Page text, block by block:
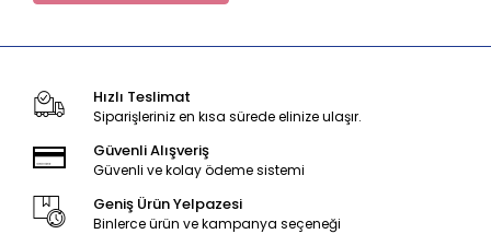
Hızlı Teslimat
Siparişleriniz en kısa sürede elinize ulaşır.
Güvenli Alışveriş
Güvenli ve kolay ödeme sistemi
Geniş Ürün Yelpazesi
Binlerce ürün ve kampanya seçeneği